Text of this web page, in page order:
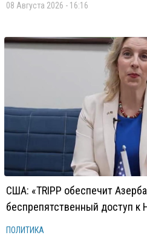
08 Августа 2026 - 16:16
США: «TRIPP обеспечит
беспрепятственный доступ к
ПОЛИТИКА